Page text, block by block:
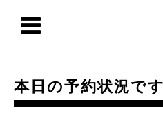
本日の予約状況です